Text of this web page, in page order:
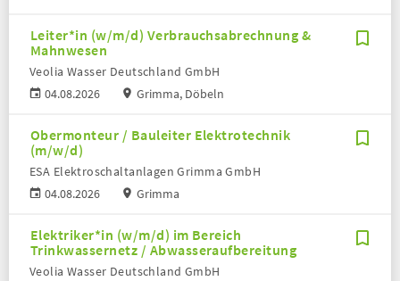
Leiter*in (w/m/d) Verbrauchsabrechnung &
Mahnwesen
04.08.2026
Veolia Wasser Deutschland GmbH
Grimma, Döbeln
Obermonteur / Bauleiter Elektrotechnik
(m/w/d)
04.08.2026
ESA Elektroschaltanlagen Grimma GmbH
Grimma
Elektriker*in (w/m/d) im Bereich
Trinkwassernetz / Abwasseraufbereitung
Veolia Wasser Deutschland GmbH